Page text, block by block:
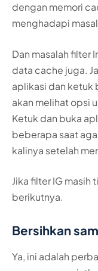
dengan memori
menghadapi
Dan masalah filter
data cache juga.
aplikasi dan ketuk
akan melihat opsi
Ketuk dan buka
beberapa saat
kalinya setelah
Jika filter IG masih
berikutnya.
Bersihkan
Ya, ini adalah